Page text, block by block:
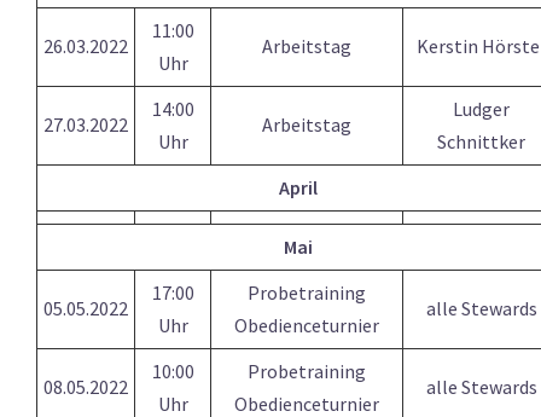
26.03.2022
11:00
Uhr
Arbeitstag Kerstin
27.03.2022
14:00
Uhr
Arbeitstag
Ludger
Schnittker
April
Mai
05.05.2022
17:00
Uhr
Probetraining
Obedienceturnier
alle Stewards
08.05.2022
10:00
Uhr
Probetraining
Obedienceturnier
alle Stewards